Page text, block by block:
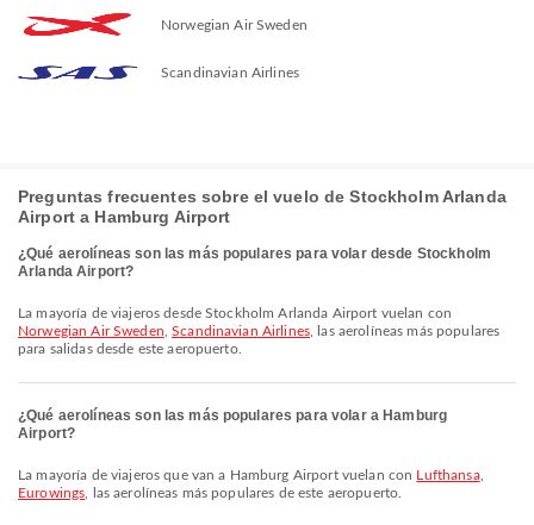
Norwegian Air Sweden
Scandinavian Airlines
Preguntas frecuentes sobre el vuelo de Stockholm Arlanda
Airport a Hamburg Airport
¿Qué aerolíneas son las más populares para volar desde Stockholm
Arlanda Airport?
La mayoría de viajeros desde Stockholm Arlanda Airport vuelan con
Norwegian Air Sweden ,Scandinavian Airlines , las aerolíneas más populares
para salidas desde este aeropuerto.
¿Qué aerolíneas son las más populares para volar a Hamburg
Airport?
La mayoría de viajeros que van a Hamburg Airport vuelan con Lufthansa,
Eurowings , las aerolíneas más populares de este aeropuerto.